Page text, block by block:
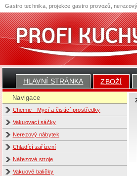
HLAVNÍ STRÁNKA ZBOŽÍ
Navigace
Chemie - Mycí a čistící prostředky
Vakuovací sáčky
Nerezový nábytek
Chladící zařízení
Nářezové stroje
Vakuové baličky
Gastro technika, projekce gastro provozů,